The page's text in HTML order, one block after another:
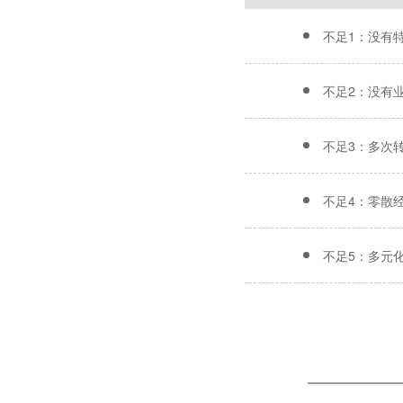
不足1：没有
不足2：没有
不足3：多次
不足4：零散
不足5：多元